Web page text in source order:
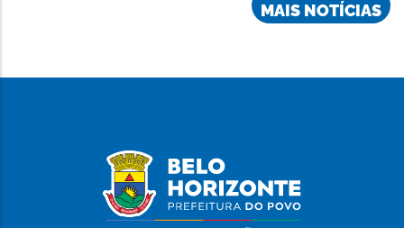
MAIS NOTÍCIAS